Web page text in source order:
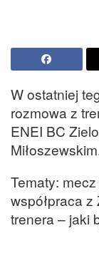
W ostatniej
rozmowa z
ENEI BC
Tematy:
współpraca
trenera – jaki